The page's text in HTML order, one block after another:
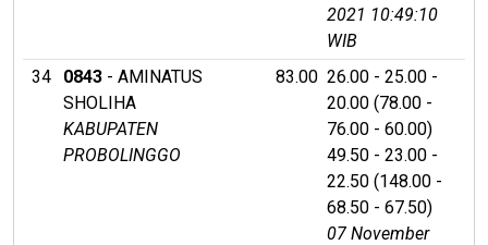
2021 10:49:10
WIB
34
0843 - AMINATUS
SHOLIHA
KABUPATEN
PROBOLINGGO
83.00 26.00 - 25.00 -
20.00 (78.00 -
76.00 - 60.00)
49.50 - 23.00 -
22.50 (148.00 -
68.50 - 67.50)
07 November